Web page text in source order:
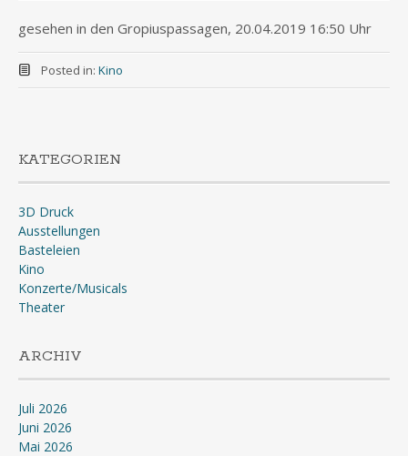
gesehen in den Gropiuspassagen, 20.04.2019 16:50 Uhr
Posted in: Kino
KATEGORIEN
3D Druck
Ausstellungen
Basteleien
Kino
Konzerte/Musicals
Theater
ARCHIV
Juli 2026
Juni 2026
Mai 2026